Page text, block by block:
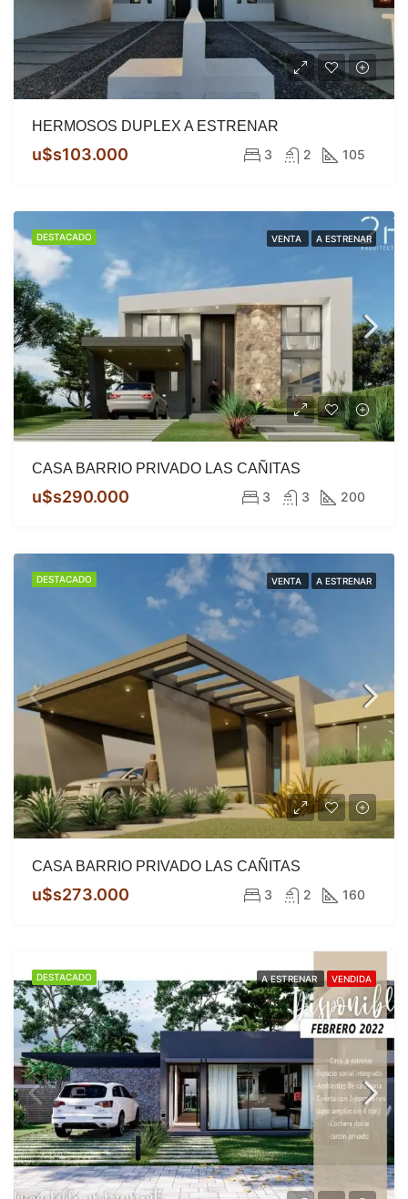
HERMOSOS DUPLEX A ESTRENAR
u$s103.000 3 2 105
DESTACADO VENTA A ESTRENAR
CASA BARRIO PRIVADO LAS CAÑITAS
u$s290.000 3 3 200
DESTACADO VENTA A ESTRENAR
CASA BARRIO PRIVADO LAS CAÑITAS
u$s273.000 3 2 160
DESTACADO A ESTRENAR VENDIDA